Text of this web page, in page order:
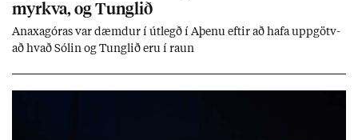
myrkva, og Tungl­ið
An­axagór­as var dæmd­ur í út­legð í Aþenu eft­ir að hafa upp­götv­
að hvað Sól­in og Tungl­ið eru í raun